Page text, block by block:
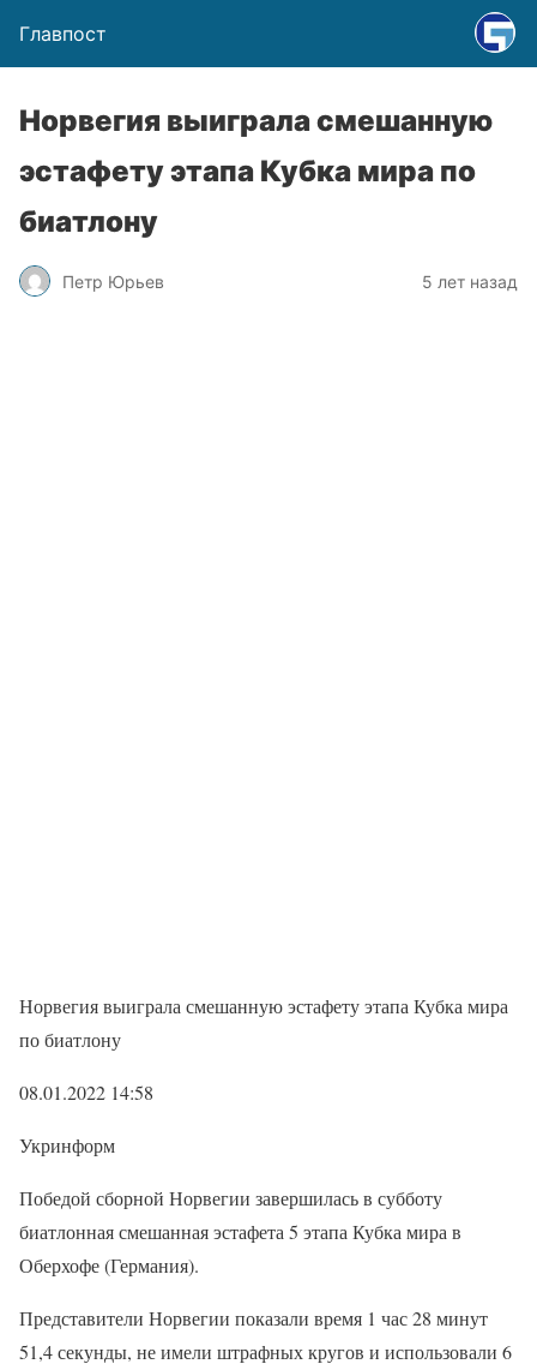
Главпост
Норвегия выиграла смешанную
эстафету этапа Кубка мира по
биатлону
Петр Юрьев 5 лет назад
Норвегия выиграла смешанную эстафету этапа Кубка мира
по биатлону
08.01.2022 14:58
Укринформ
Победой сборной Норвегии завершилась в субботу
биатлонная смешанная эстафета 5 этапа Кубка мира в
Оберхофе (Германия).
Представители Норвегии показали время 1 час 28 минут
51,4 секунды, не имели штрафных кругов и использовали 6